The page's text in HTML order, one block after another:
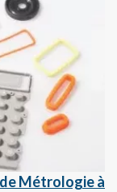
Métrologie à